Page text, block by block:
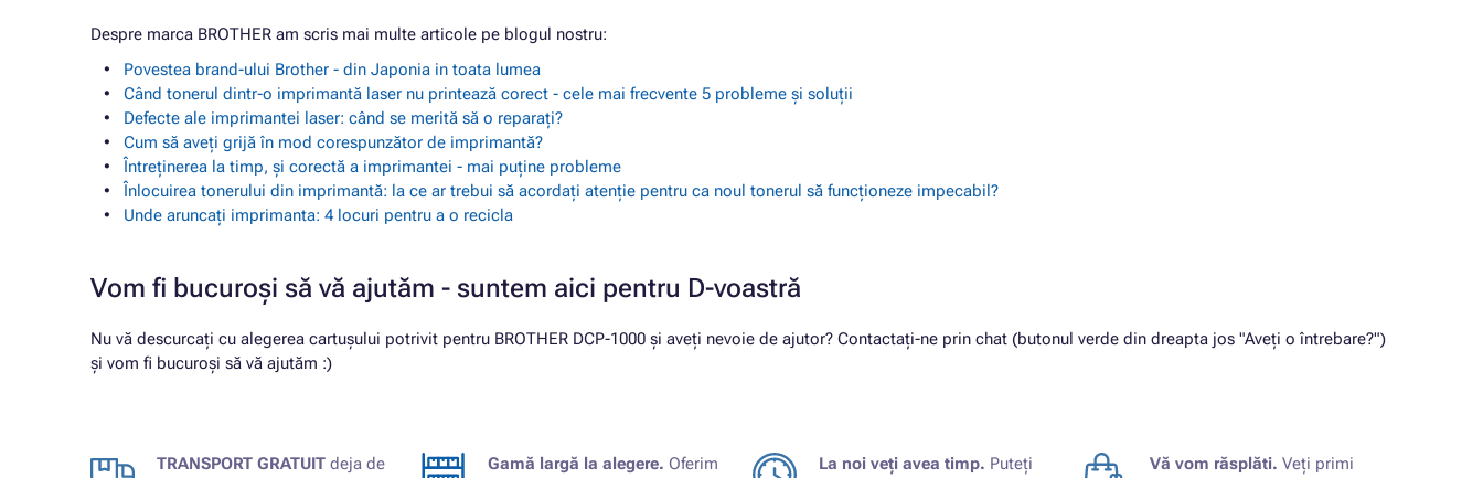
Despre marca BROTHER am scris mai multe articole pe blogul nostru:
Povestea brand-ului Brother - din Japonia in toata lumea
Când tonerul dintr-o imprimantă laser nu printează corect - cele mai frecvente 5 probleme și soluții
Defecte ale imprimantei laser: când se merită să o reparați?
Cum să aveți grijă în mod corespunzător de imprimantă?
Întreținerea la timp, și corectă a imprimantei - mai puține probleme
Înlocuirea tonerului din imprimantă: la ce ar trebui să acordați atenție pentru ca noul tonerul să funcționeze impecabil?
Unde aruncați imprimanta: 4 locuri pentru a o recicla
Vom fi bucuroși să vă ajutăm - suntem aici pentru D-voastră
Nu vă descurcați cu alegerea cartușului potrivit pentru BROTHER DCP-1000 și aveți nevoie de ajutor? Contactați-ne prin chat (butonul verde din dreapta jos "Aveți o întrebare?")
și vom fi bucuroși să vă ajutăm :)
TRANSPORT GRATUIT deja de
Gamă largă la alegere. Oferim
La noi veți avea timp. Puteți
Vă vom răsplăti. Veți primi